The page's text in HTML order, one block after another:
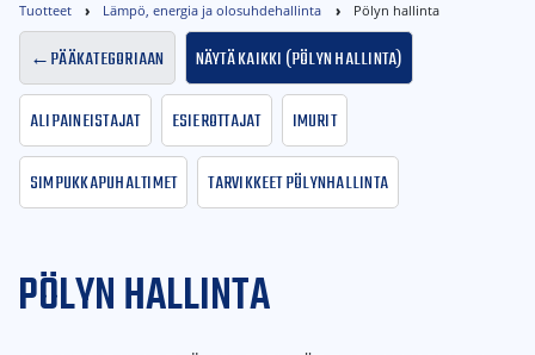
Tuotteet Lämpö, energia ja olosuhdehallinta Pölyn hallinta
Pääkategoriaan
Näytä kaikki (Pölyn hallinta)
Alipaineistajat
Esierottajat
Imurit
Simpukkapuhaltimet
Tarvikkeet pölynhallinta
PÖLYN HALLINTA